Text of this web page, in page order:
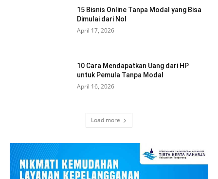
15 Bisnis Online Tanpa Modal yang Bisa
Dimulai dari Nol
April 17, 2026
10 Cara Mendapatkan Uang dari HP
untuk Pemula Tanpa Modal
April 16, 2026
Load more